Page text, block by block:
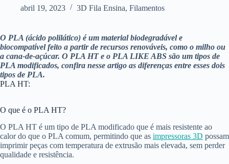
abril 19, 2023 3D Fila Ensina, Filamentos
O PLA (ácido polilático) é um material biodegradável e
biocompatível feito a partir de recursos renováveis, como o milho ou
a cana-de-açúcar. O PLA HT e o PLA LIKE ABS são um tipos de
PLA modificados, confira nesse artigo as diferenças entre esses dois
tipos de PLA.
PLA HT:
O que é o PLA HT?
O PLA HT é um tipo de PLA modificado que é mais resistente ao
calor do que o PLA comum, permitindo que as impressoras 3D possam
imprimir peças com temperatura de extrusão mais elevada, sem perder
qualidade e resistência.